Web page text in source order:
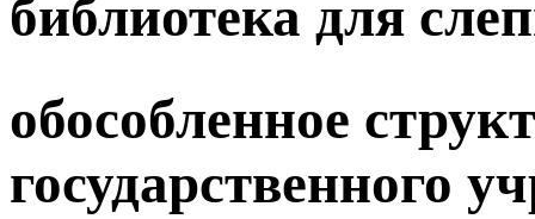
библиотека для
обособленное
государственного